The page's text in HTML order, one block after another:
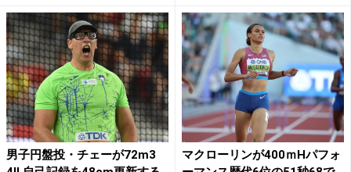
男子円盤投・チェーが72m3
マクローリンが400ｍHパフォ